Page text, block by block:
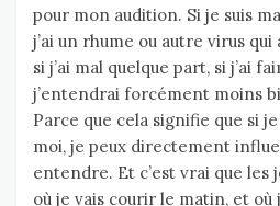
pour mon audition. Si je suis
j’ai un rhume ou autre virus
si j’ai mal quelque part, si j’ai
j’entendrai forcément moins
Parce que cela signifie que si
moi, je peux directement
entendre. Et c’est vrai que les
où je vais courir le matin, et où